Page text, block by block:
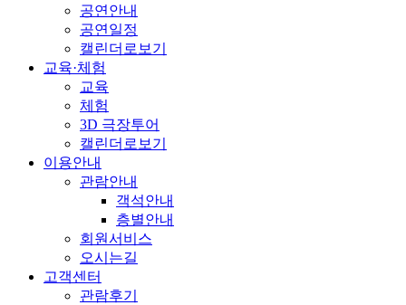
공연안내
공연일정
캘린더로보기
교육·체험
교육
체험
3D 극장투어
캘린더로보기
이용안내
관람안내
객석안내
층별안내
회원서비스
오시는길
고객센터
관람후기